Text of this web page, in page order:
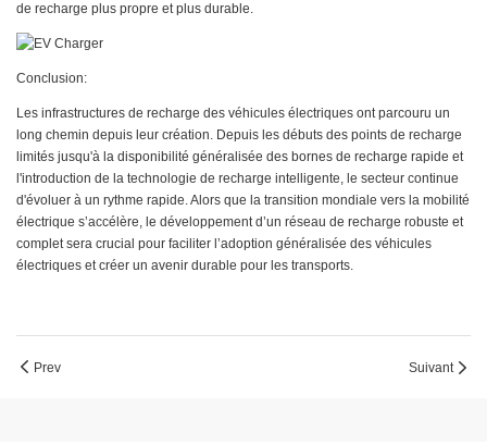
de recharge plus propre et plus durable.
Conclusion:
Les infrastructures de recharge des véhicules électriques ont parcouru un
long chemin depuis leur création. Depuis les débuts des points de recharge
limités jusqu'à la disponibilité généralisée des bornes de recharge rapide et
l'introduction de la technologie de recharge intelligente, le secteur continue
d'évoluer à un rythme rapide. Alors que la transition mondiale vers la mobilité
électrique s’accélère, le développement d’un réseau de recharge robuste et
complet sera crucial pour faciliter l’adoption généralisée des véhicules
électriques et créer un avenir durable pour les transports.
Prev Suivant